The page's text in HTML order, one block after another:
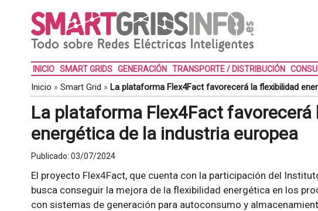
INICIO SMART GRIDS GENERACIÓN TRANSPORTE / DISTRIBUCIÓN
Inicio » Smart Grid » La plataforma Flex4Fact favorecerá la flexibilidad
La plataforma Flex4Fact favorecerá
energética de la industria europea
Publicado: 03/07/2024
El proyecto Flex4Fact, que cuenta con la participación del
busca conseguir la mejora de la flexibilidad energética en los
con sistemas de generación para autoconsumo y